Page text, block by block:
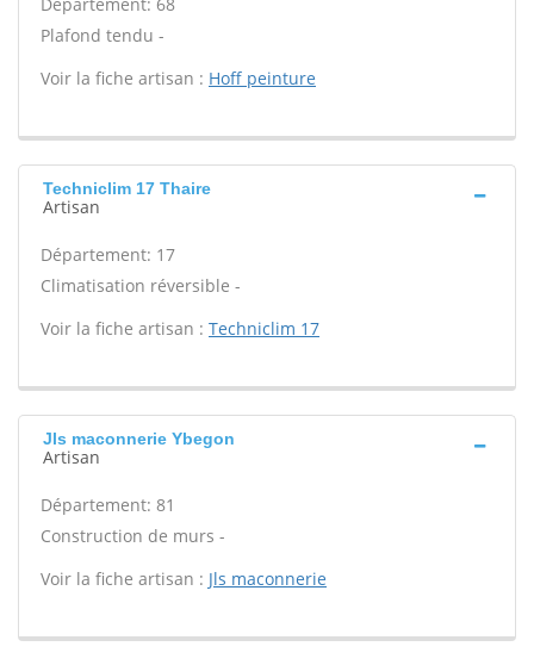
Plafond tendu -
Voir la fiche artisan : Hoff peinture
Techniclim 17 Thaire
Artisan
Département: 17
Climatisation réversible -
Voir la fiche artisan : Techniclim 17
Jls maconnerie Ybegon
Artisan
Département: 81
Construction de murs -
Voir la fiche artisan : Jls maconnerie